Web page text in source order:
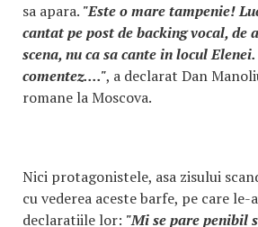
sa apara. "Este o mare tampenie!
cantat pe post de backing vocal, de
scena, nu ca sa cante in locul
comentez....", a declarat Dan
romane la Moscova.
Nici protagonistele, asa zisului
cu vederea aceste barfe, pe care
declaratiile lor: "Mi se pare penibil